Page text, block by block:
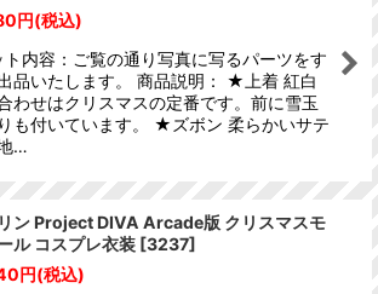
円(税込)
ト内容：ご覧の通り写真に写るパーツをす
品いたします。 商品説明： ★上着 紅白
わせはクリスマスの定番です。前に雪玉
も付いています。 ★ズボン 柔らかいサテ
…
ン Project DIVA Arcade版 クリスマスモ
ル コスプレ衣装 [3237]
円(税込)